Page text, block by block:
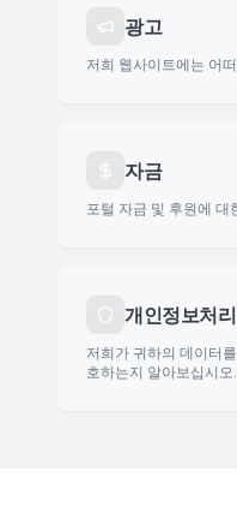
광고
저희 웹사이트에는 어
자금
포털 자금 및 후원에 대
개인정보처
저희가 귀하의 데이터
호하는지 알아보십시오.